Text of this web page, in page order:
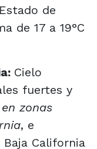
de
de 17 a 19°C
Cielo
fuertes y
zonas
, e
California